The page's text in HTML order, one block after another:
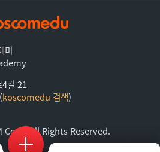
미
길 21
koscomedu 검색)
Corp. All Rights Reserved.